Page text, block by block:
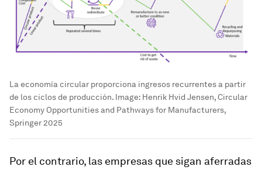
La economía circular proporciona ingresos recurrentes a partir
de los ciclos de producción. Image: Henrik Hvid Jensen, Circular
Economy Opportunities and Pathways for Manufacturers,
Springer 2025
Por el contrario, las empresas que sigan aferradas